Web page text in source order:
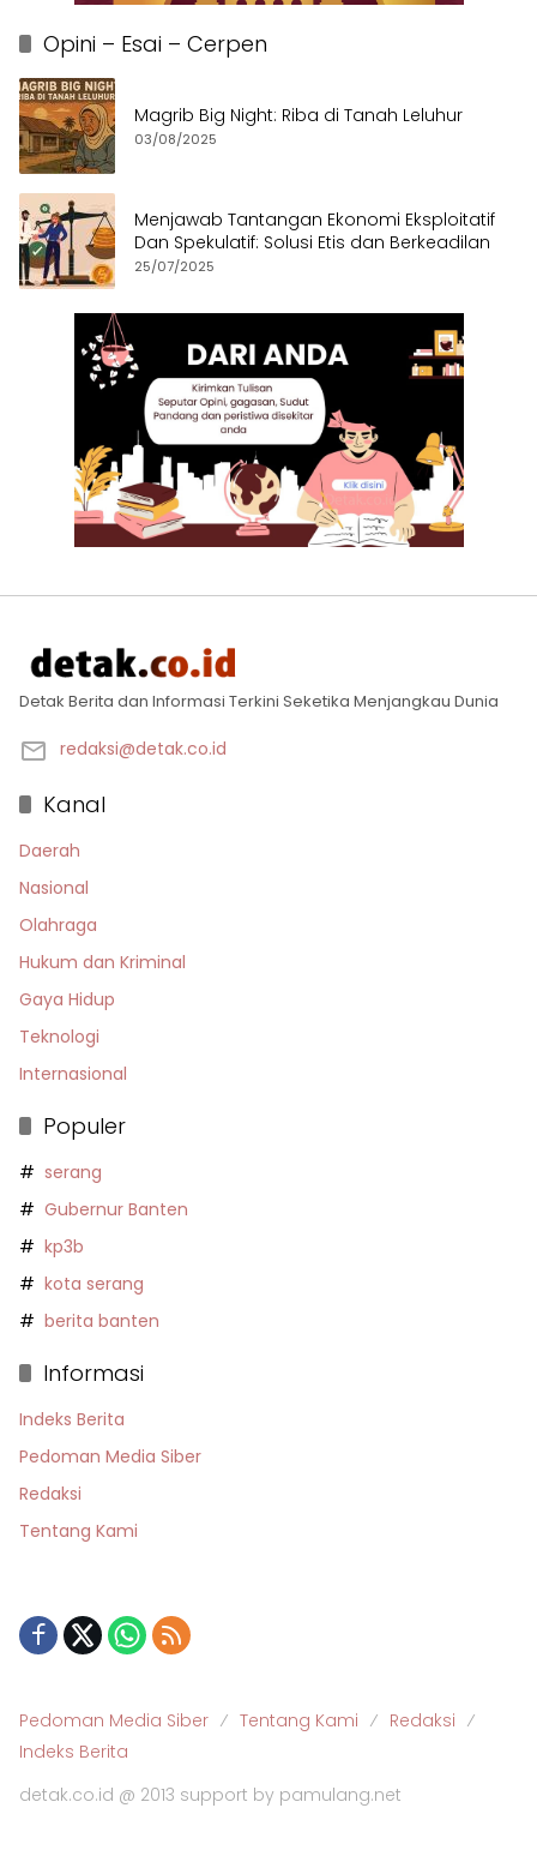
Opini – Esai – Cerpen
Magrib Big Night: Riba di Tanah Leluhur
03/08/2025
Menjawab Tantangan Ekonomi Eksploitatif
Dan Spekulatif: Solusi Etis dan Berkeadilan
25/07/2025
Detak Berita dan Informasi Terkini Seketika Menjangkau Dunia
redaksi@detak.co.id
Kanal
Daerah
Nasional
Olahraga
Hukum dan Kriminal
Gaya Hidup
Teknologi
Internasional
Populer
serang
Gubernur Banten
kp3b
kota serang
berita banten
Informasi
Indeks Berita
Pedoman Media Siber
Redaksi
Tentang Kami
Pedoman Media Siber Tentang Kami
Redaksi
Indeks Berita
detak.co.id @ 2013 support by pamulang.net